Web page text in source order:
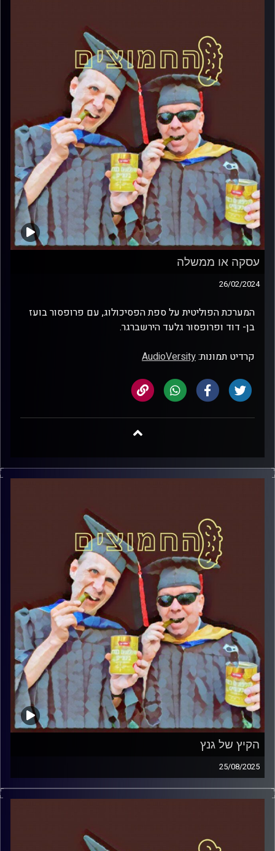
עסקה או ממשלה
26/02/2024
המערכת הפוליטית על ספת הפסיכולוג, עם פרופסור בועז
בן- דוד ופרופסור גלעד הירשברגר.
קרדיט תמונות:AudioVersity
הקיץ של גנץ
25/08/2025
המערכת הפוליטית על ספת הפסיכולוג, עם פרופסור בועז בן-
דוד ופרופסור גלעד הירשברגר